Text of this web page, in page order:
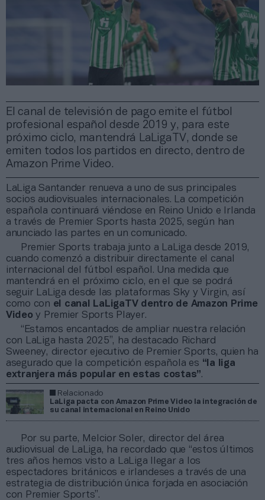
El canal de televisión de pago emite el fútbol
profesional español desde 2019 y, para este
próximo ciclo, mantendrá LaLigaTV, donde se
emiten todos los partidos en directo, dentro de
Amazon Prime Video.
LaLiga Santander renueva a uno de sus principales
socios audiovisuales internacionales. La competición
española continuará viéndose en Reino Unido e Irlanda
a través de Premier Sports hasta 2025, según han
anunciado las partes en un comunicado.
Premier Sports trabaja junto a LaLiga desde 2019,
cuando comenzó a distribuir directamente el canal
internacional del fútbol español. Una medida que
mantendrá en el próximo ciclo, en el que se podrá
seguir LaLiga desde las plataformas Sky y Virgin, así
como con el canal LaLigaTV dentro de Amazon Prime
Video y Premier Sports Player.
“Estamos encantados de ampliar nuestra relación
con LaLiga hasta 2025”, ha destacado Richard
Sweeney, director ejecutivo de Premier Sports, quien ha
asegurado que la competición española es “la liga
extranjera más popular en estas costas”.
Relacionado
LaLiga pacta con Amazon Prime Video la integración de
su canal internacional en Reino Unido
Por su parte, Melcior Soler, director del área
audiovisual de LaLiga, ha recordado que “estos últimos
tres años hemos visto a LaLiga llegar a los
espectadores británicos e irlandeses a través de una
estrategia de distribución única forjada en asociación
con Premier Sports”.